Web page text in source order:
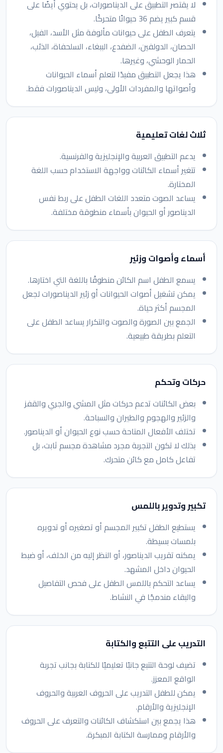
لا يقتصر التطبيق على الديناصورات، بل يحتوي أيضًا على
قسم كبير يضم 36 حيوانًا متحركًا.
يتعرف الطفل على حيوانات مألوفة مثل الأسد، الفيل،
الحصان، الدولفين، الضفدع، الببغاء، السلحفاة، الذئب،
الحمار الوحشي، وغيرها.
هذا يجعل التطبيق مفيدًا لتعلم أسماء الحيوانات
وأصواتها والمفردات الأولى، وليس الديناصورات فقط.
ثلاث لغات تعليمية
يدعم التطبيق العربية والإنجليزية والفرنسية.
تتغير أسماء الكائنات وواجهة الاستخدام حسب اللغة
المختارة.
يساعد الصوت متعدد اللغات الطفل على ربط نفس
الديناصور أو الحيوان بأسماء منطوقة مختلفة.
أسماء وأصوات وزئير
يسمع الطفل اسم الكائن منطوقًا باللغة التي اختارها.
يمكن تشغيل أصوات الحيوانات أو زئير الديناصورات لجعل
المجسم أكثر حياة.
الجمع بين الصورة والصوت والتكرار يساعد الطفل على
التعلم بطريقة طبيعية.
حركات وتحكم
بعض الكائنات تدعم حركات مثل المشي والجري والقفز
والزئير والهجوم والطيران والسباحة.
تختلف الأفعال المتاحة حسب نوع الحيوان أو الديناصور.
بذلك لا تكون التجربة مجرد مشاهدة مجسم ثابت، بل
تفاعل كامل مع كائن متحرك.
تكبير وتدوير باللمس
يستطيع الطفل تكبير المجسم أو تصغيره أو تدويره
بلمسات بسيطة.
يمكنه تقريب الديناصور، أو النظر إليه من الخلف، أو ضبط
الحيوان داخل المشهد.
يساعد التحكم باللمس الطفل على فحص التفاصيل
والبقاء مندمجًا في النشاط.
التدريب على التتبع والكتابة
تضيف لوحة التتبع جانبًا تعليميًا للكتابة بجانب تجربة
الواقع المعزز.
يمكن للطفل التدريب على الحروف العربية والحروف
الإنجليزية والأرقام.
هذا يجمع بين استكشاف الكائنات والتعرف على الحروف
والأرقام وممارسة الكتابة المبكرة.